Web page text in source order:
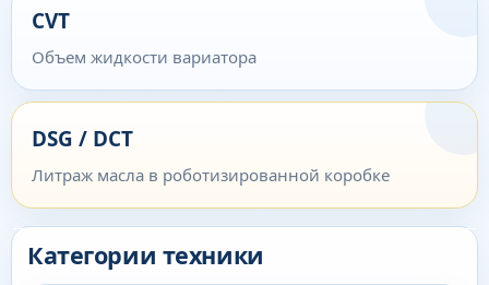
CVT
Объем жидкости вариатора
DSG / DCT
Литраж масла в роботизированной коробке
Категории техники